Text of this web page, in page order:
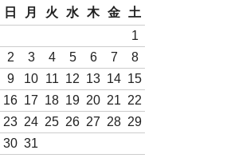
日
月 火 水 木 金
土
1
2
3 4 5 6 7
8
9
10 11 12 13 14 15
16 17 18 19 20 21 22
23 24 25 26 27 28 29
30 31